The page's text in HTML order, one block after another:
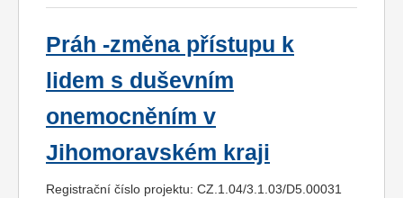
Práh -změna přístupu k
lidem s duševním
onemocněním v
Jihomoravském kraji
Registrační číslo projektu: CZ.1.04/3.1.03/D5.00031